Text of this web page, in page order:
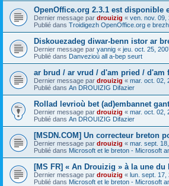
OpenOffice.org 2.3.1 est disponible
Dernier message par drouizig « ven. nov. 09,
Publié dans Troidigezh OpenOffice.org e
Diskouezadeg diwar-benn istor ar
Dernier message par yannig « jeu. oct. 25,
Publié dans Danvezioù all a-bep seurt
ar brud / ar vrud / d'am pried / d'am
Dernier message par drouizig « mar. oct. 02,
Publié dans An DROUIZIG Difazier
Rollad levrioù bet (ad)embannet
Dernier message par drouizig « mar. oct. 02,
Publié dans An DROUIZIG Difazier
[MSDN.COM] Un correcteur breton
Dernier message par drouizig « mar. sept.
Publié dans Microsoft et le breton - Microsoft
[MS FR] « An Drouizig » à la une
Dernier message par drouizig « lun. sept. 17,
Publié dans Microsoft et le breton - Microsoft